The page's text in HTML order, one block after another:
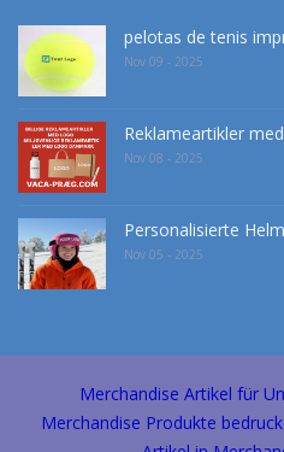
pelotas de tenis
Nov 09 - 2025
Reklameartikler
Nov 08 - 2025
Personalisierte
Nov 05 - 2025
Merchandise Artikel für
Merchandise Produkte